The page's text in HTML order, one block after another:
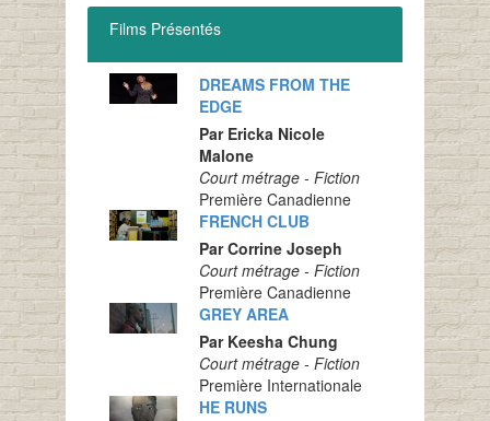
Films Présentés
DREAMS FROM THE
EDGE
Par Ericka Nicole
Malone
Court métrage - Fiction
Première Canadienne
FRENCH CLUB
Par Corrine Joseph
Court métrage - Fiction
Première Canadienne
GREY AREA
Par Keesha Chung
Court métrage - Fiction
Première Internationale
HE RUNS